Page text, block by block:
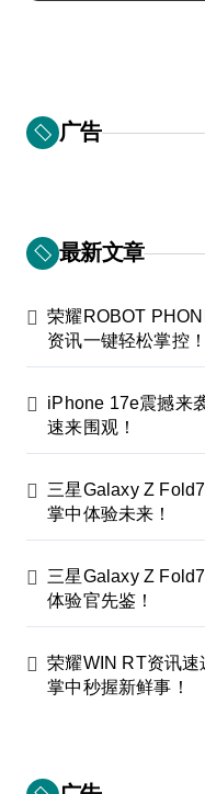
广告
最新文章
荣耀ROBOT
资讯一键轻松掌控！
iPhone 17e震撼来
速来围观！
三星Galaxy Z
掌中体验未来！
三星Galaxy Z
体验官先鉴！
荣耀WIN RT资讯
掌中秒握新鲜事！